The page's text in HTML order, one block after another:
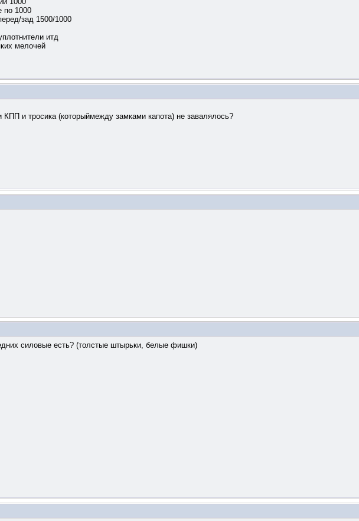
по 1000
зад 1500/1000
итд
мелочей
КПП и тросика (которыймежду замками капота) не завалялось?
силовые есть? (толстые штырьки, белые фишки)